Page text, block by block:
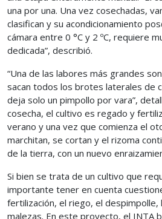
una por una. Una vez cosechadas,
clasifican y su acondicionamiento
cámara entre 0 °C y 2 ºC, requiere
dedicada”, describió.
“Una de las labores más grandes
sacan todos los brotes laterales de
deja solo un pimpollo por vara”,
cosecha, el cultivo es regado y
verano y una vez que comienza el
marchitan, se cortan y el rizoma
de la tierra, con un nuevo
Si bien se trata de un cultivo que
importante tener en cuenta
fertilización, el riego, el despimpolle,
malezas. En este proyecto, el INTA